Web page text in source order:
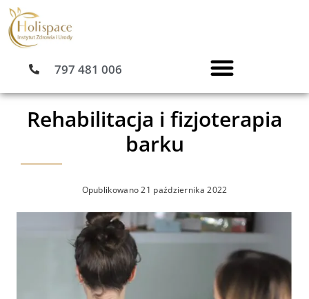
Przejdź
do
treści
797 481 006
Rehabilitacja i fizjoterapia
barku
Opublikowano 21 października 2022